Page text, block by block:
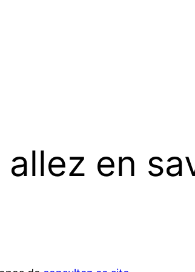
allez en